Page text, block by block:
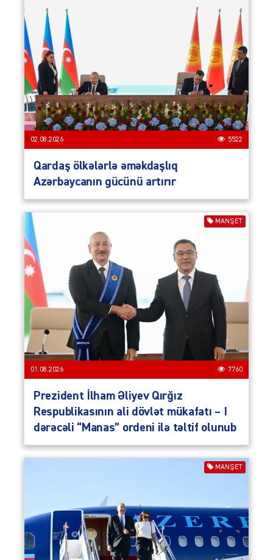
02.08.2026 5522
Qardaş ölkələrlə əməkdaşlıq
Azərbaycanın gücünü artırır
MANŞET
01.08.2026 7760
Prezident İlham Əliyev Qırğız
Respublikasının ali dövlət mükafatı – I
dərəcəli “Manas” ordeni ilə təltif olunub
MANŞET